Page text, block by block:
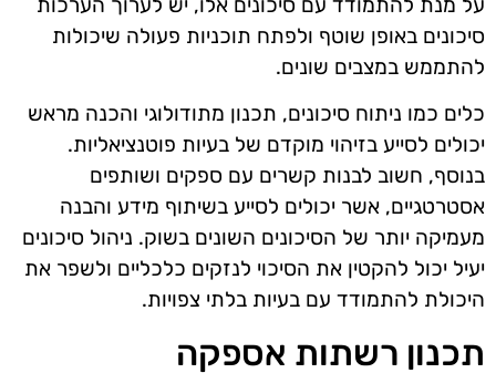
סיכונים באופן שוטף ולפתח תוכניות פעולה שיכולות
להתממש במצבים שונים.
כלים כמו ניתוח סיכונים, תכנון מתודולוגי והכנה מראש
יכולים לסייע בזיהוי מוקדם של בעיות פוטנציאליות.
בנוסף, חשוב לבנות קשרים עם ספקים ושותפים
אסטרטגיים, אשר יכולים לסייע בשיתוף מידע והבנה
מעמיקה יותר של הסיכונים השונים בשוק. ניהול סיכונים
יעיל יכול להקטין את הסיכוי לנזקים כלכליים ולשפר את
היכולת להתמודד עם בעיות בלתי צפויות.
תכנון רשתות אספקה